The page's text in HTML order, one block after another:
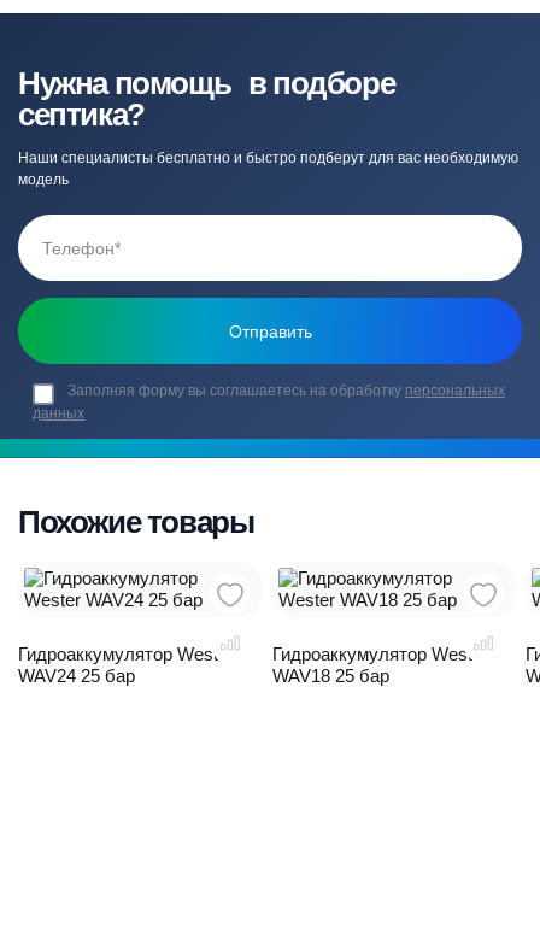
Нужна помощь в подборе
септика?
Наши специалисты бесплатно и быстро подберут для вас необходимую
модель
Заполняя форму вы соглашаетесь на обработку персональных
данных
Похожие товары
Гидроаккумулятор Wester
WAV24 25 бар
Гидроаккумулятор Wester
WAV18 25 бар